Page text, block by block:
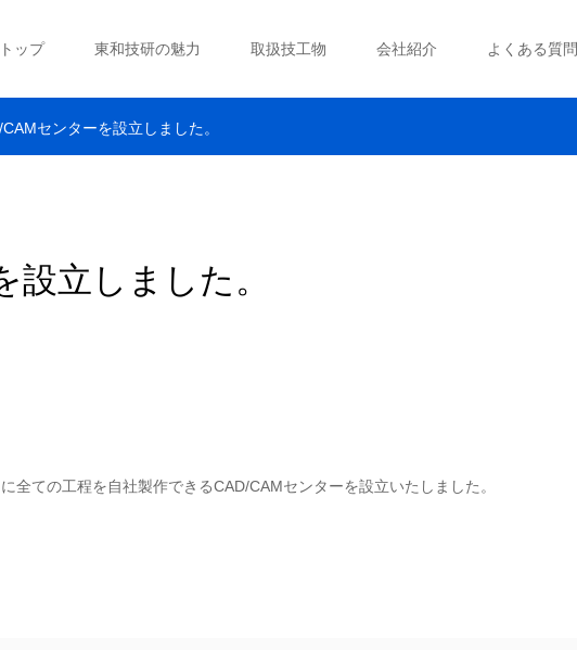
トップ 東和技研の魅力 取扱技工物 会社紹介 よくある質問
センターを設立しました。
立しました。
全ての工程を自社製作できるCAD/CAMセンターを設立いたしました。